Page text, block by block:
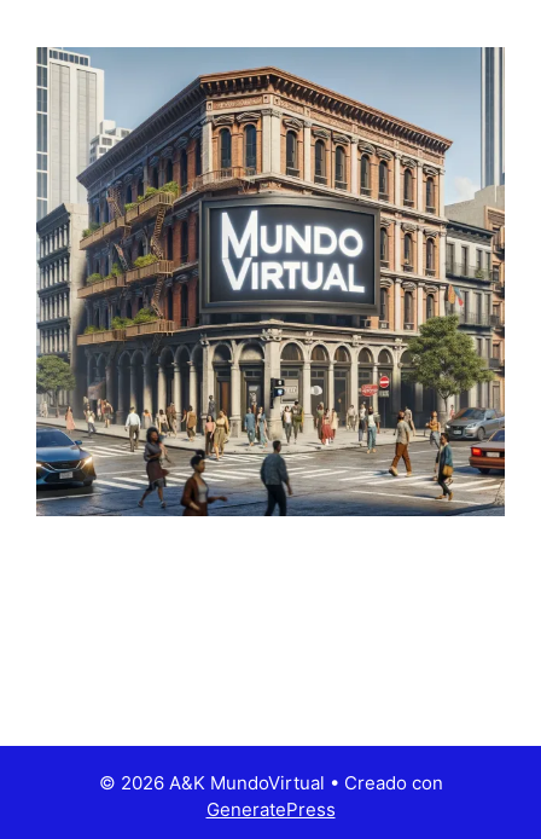
© 2026 A&K MundoVirtual • Creado con
GeneratePress